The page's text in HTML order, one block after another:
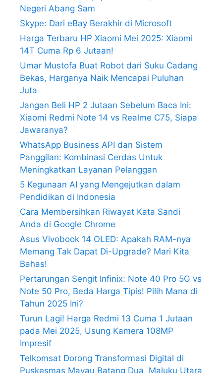
Negeri Abang Sam
Skype: Dari eBay Berakhir di Microsoft
Harga Terbaru HP Xiaomi Mei 2025: Xiaomi
14T Cuma Rp 6 Jutaan!
Umar Mustofa Buat Robot dari Suku Cadang
Bekas, Harganya Naik Mencapai Puluhan
Juta
Jangan Beli HP 2 Jutaan Sebelum Baca Ini:
Xiaomi Redmi Note 14 vs Realme C75, Siapa
Jawaranya?
WhatsApp Business API dan Sistem
Panggilan: Kombinasi Cerdas Untuk
Meningkatkan Layanan Pelanggan
5 Kegunaan AI yang Mengejutkan dalam
Pendidikan di Indonesia
Cara Membersihkan Riwayat Kata Sandi
Anda di Google Chrome
Asus Vivobook 14 OLED: Apakah RAM-nya
Memang Tak Dapat Di-Upgrade? Mari Kita
Bahas!
Pertarungan Sengit Infinix: Note 40 Pro 5G vs
Note 50 Pro, Beda Harga Tipis! Pilih Mana di
Tahun 2025 Ini?
Turun Lagi! Harga Redmi 13 Cuma 1 Jutaan
pada Mei 2025, Usung Kamera 108MP
Impresif
Telkomsat Dorong Transformasi Digital di
Puskesmas Mayau Batang Dua, Maluku Utara